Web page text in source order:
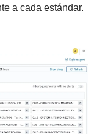
a cada estándar.